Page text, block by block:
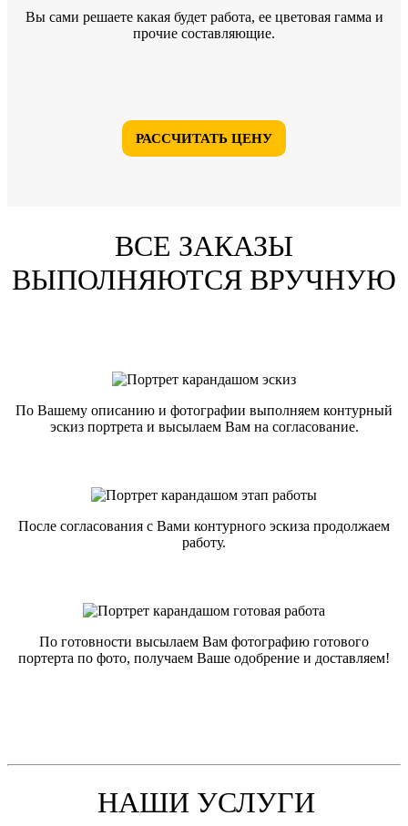
Вы сами решаете какая будет работа, ее цветовая гамма и
прочие составляющие.
РАССЧИТАТЬ ЦЕНУ
ВСЕ ЗАКАЗЫ
ВЫПОЛНЯЮТСЯ ВРУЧНУЮ
По Вашему описанию и фотографии выполняем контурный
эскиз портрета и высылаем Вам на согласование.
После согласования с Вами контурного эскиза продолжаем
работу.
По готовности высылаем Вам фотографию готового
портерта по фото, получаем Ваше одобрение и доставляем!
НАШИ УСЛУГИ